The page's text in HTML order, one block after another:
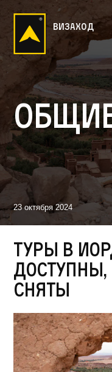
визаход
23 октября 2024
Туры в
доступны,
сняты